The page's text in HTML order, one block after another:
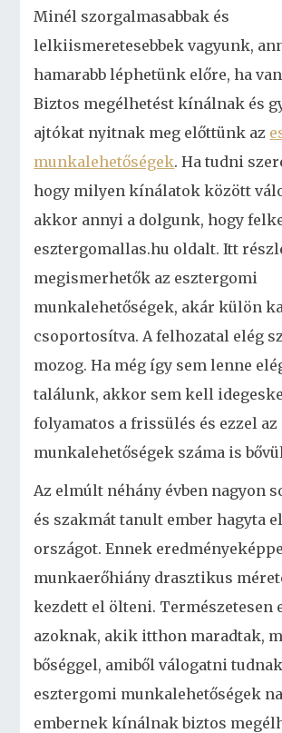
Minél szorgalmasabbak és
lelkiismeretesebbek vagyunk,
hamarabb léphetünk előre, ha
Biztos megélhetést kínálnak és
ajtókat nyitnak meg előttünk az
munkalehetőségek. Ha tudni
hogy milyen kínálatok között
akkor annyi a dolgunk, hogy
esztergomallas.hu oldalt. Itt
megismerhetők az esztergomi
munkalehetőségek, akár külön
csoportosítva. A felhozatal elég
mozog. Ha még így sem lenne
találunk, akkor sem kell
folyamatos a frissülés és ezzel
munkalehetőségek száma is
Az elmúlt néhány évben nagyon
és szakmát tanult ember hagyta
országot. Ennek
munkaerőhiány drasztikus
kezdett el ölteni. Természetesen
azoknak, akik itthon maradtak,
bőséggel, amiből válogatni
esztergomi munkalehetőségek
embernek kínálnak biztos